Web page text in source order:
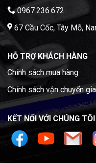
0967.236.672
67 Cầu Cốc, Tây Mỗ,
HỖ TRỢ KHÁCH HÀNG
Chính sách mua hàng
Chính sách vận chuyển
KẾT NỐI VỚI CHÚNG TÔI